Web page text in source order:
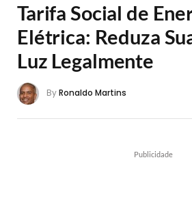
Tarifa Social de
Elétrica: Reduza
Luz Legalmente
ByRonaldo Martins
Publicidade